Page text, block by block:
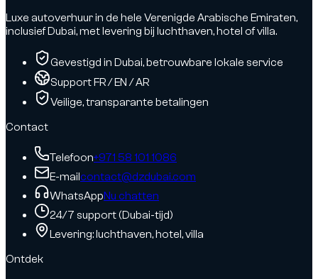
Luxe autoverhuur in de hele Verenigde Arabische Emiraten,
inclusief Dubai, met levering bij luchthaven, hotel of villa.
Gevestigd in Dubai, betrouwbare lokale service
Support FR / EN / AR
Veilige, transparante betalingen
Contact
Telefoon+971 58 101 1086
E-mailcontact@dzdubai.com
WhatsAppNu chatten
24/7 support (Dubai-tijd)
Levering: luchthaven, hotel, villa
Ontdek